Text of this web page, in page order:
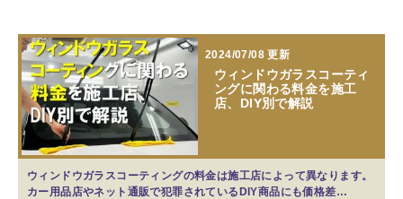
2024/07/08 更新
ウィンドウガラスコーティ
ングに関わる料金を施工
店、DIY別で解説
ウィンドウガラスコーティングの料金は施工店によって異なります。
カー用品店やネット通販で犯罪されているDIY商品にも価格差…